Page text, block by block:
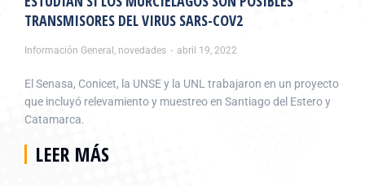
TRANSMISORES DEL VIRUS SARS-COV2
Información General , novedades abril 19, 2022
El Senasa, Conicet, la UNSE y la UNL trabajaron en un proyecto
que incluyó relevamiento y muestreo en Santiago del Estero y
Catamarca.
LEER MÁS